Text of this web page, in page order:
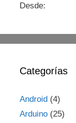
Desde:
Categorías
Android (4)
Arduino (25)